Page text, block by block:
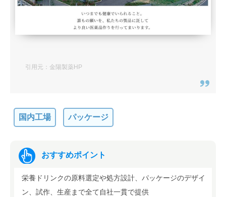
容飲料（ゼリー）OEMメーカー
株式会社トンボ飲料
ルなら6,000本から可能のOEMメー
株式会社 健昇堂
「美容健康飲料（ドリンク・液
なら、「OEMプロ」にお任せ
引用元：金陽製薬HP
国内工場 パッケージ
おすすめポイント
栄養ドリンクの原料選定や処方設計、パッケージのデザイ
ン、試作、生産まで全て自社一貫で提供